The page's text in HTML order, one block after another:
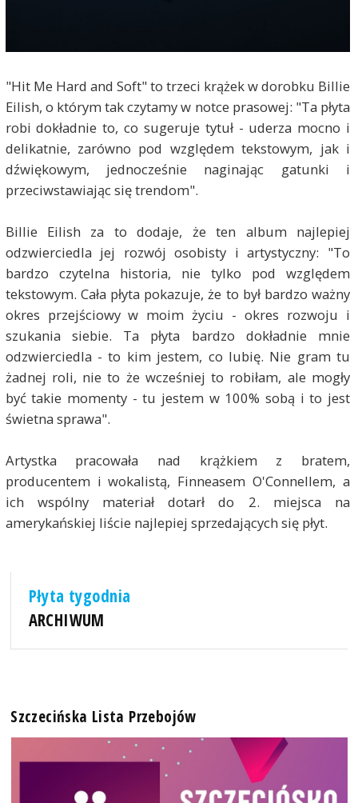
"Hit Me Hard and Soft" to trzeci krążek w dorobku Billie
Eilish, o którym tak czytamy w notce prasowej: "Ta płyta
robi dokładnie to, co sugeruje tytuł - uderza mocno i
delikatnie, zarówno pod względem tekstowym, jak i
dźwiękowym, jednocześnie naginając gatunki i
przeciwstawiając się trendom".
Billie Eilish za to dodaje, że ten album najlepiej
odzwierciedla jej rozwój osobisty i artystyczny: "To
bardzo czytelna historia, nie tylko pod względem
tekstowym. Cała płyta pokazuje, że to był bardzo ważny
okres przejściowy w moim życiu - okres rozwoju i
szukania siebie. Ta płyta bardzo dokładnie mnie
odzwierciedla - to kim jestem, co lubię. Nie gram tu
żadnej roli, nie to że wcześniej to robiłam, ale mogły
być takie momenty - tu jestem w 100% sobą i to jest
świetna sprawa".
Artystka pracowała nad krążkiem z bratem,
producentem i wokalistą, Finneasem O'Connellem, a
ich wspólny materiał dotarł do 2. miejsca na
amerykańskiej liście najlepiej sprzedających się płyt.
Płyta tygodnia
ARCHIWUM
Szczecińska Lista Przebojów